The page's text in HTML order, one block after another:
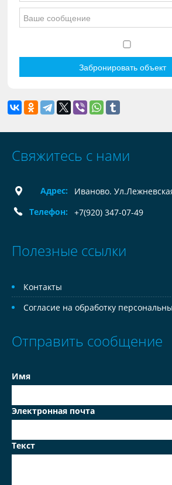
Свяжитесь с нами
Адрес:
Иваново.
Телефон:
+7(920) 347-07-49
Полезные ссылки
Контакты
Согласие на обработку
Отправить сообщение
Имя
Электронная почта
Текст